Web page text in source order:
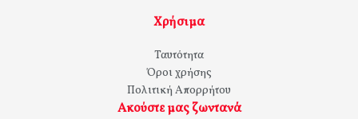
Χρήσιμα
Ταυτότητα
Όροι χρήσης
Πολιτική Απορρήτου
Ακούστε μας ζωντανά